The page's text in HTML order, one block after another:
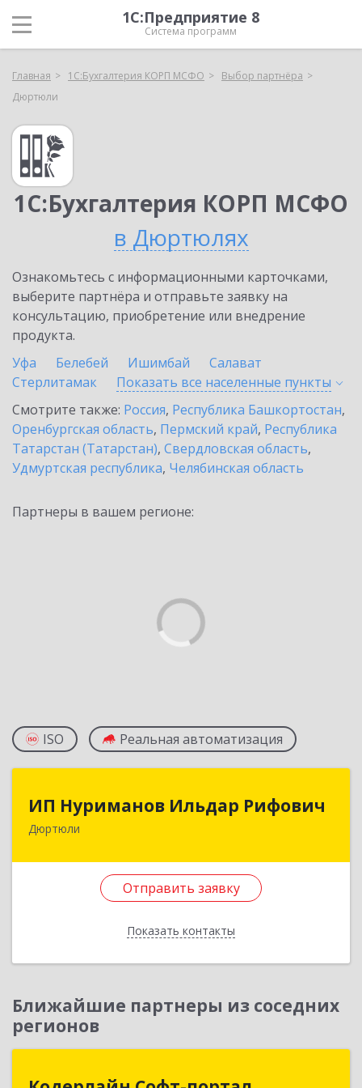
1С:Предприятие 8
Система программ
Главная 1С:Бухгалтерия КОРП МСФО
Выбор партнёра
Дюртюли
1С:Бухгалтерия КОРП МСФО
в Дюртюлях
Ознакомьтесь с информационными карточками,
выберите партнёра и отправьте заявку на
консультацию, приобретение или внедрение
продукта.
Уфа
Белебей Ишимбай
Салават
Стерлитамак
Показать все населенные пункты
Смотрите также: Россия, Республика Башкортостан,
Оренбургская область, Пермский край, Республика
Татарстан (Татарстан), Свердловская область,
Удмуртская республика, Челябинская область
Партнеры в вашем регионе:
ISO Реальная автоматизация
ИП Нуриманов Ильдар Рифович
Дюртюли
Отправить заявку
Показать контакты
ИП Нуриманов Ильдар Рифович
452320, Башкортостан Респ, Дюртюли г,
Отправить заявку
Назад
Ближайшие партнеры из соседних
регионов
Кодерлайн Софт-портал